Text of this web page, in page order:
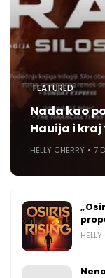
FEATURED
Nada kao
Hauija i
HELLY CHERRY 7